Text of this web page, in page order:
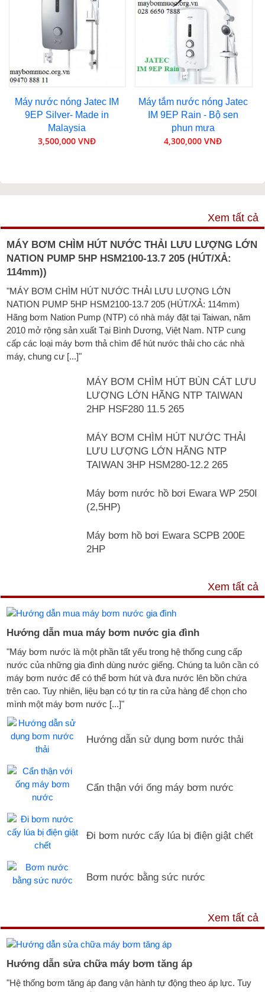
Máy nước nóng Jatec IM
9EP Silver- Made in
Malaysia
3,500,000 VNĐ
Máy tắm nước nóng Jatec
IM 9EP Rain - Bộ sen
phun mưa
4,300,000 VNĐ
Xem tất cả
MÁY BƠM CHÌM HÚT NƯỚC THẢI LƯU LƯỢNG LỚN
NATION PUMP 5HP HSM2100-13.7 205 (HÚT/XẢ:
114mm))
"MÁY BƠM CHÌM HÚT NƯỚC THẢI LƯU LƯỢNG LỚN
NATION PUMP 5HP HSM2100-13.7 205 (HÚT/XẢ: 114mm)
Hãng bơm Nation Pump (NTP) có nhà máy đặt tại Taiwan, năm
2010 mở rộng sản xuất Tại Bình Dương, Việt Nam. NTP cung
cấp các loại máy bơm thả chìm để hút nước thải cho các nhà
máy, chung cư [...]"
MÁY BƠM CHÌM HÚT BÙN CÁT LƯU
LƯỢNG LỚN HÃNG NTP TAIWAN
2HP HSF280 11.5 265
MÁY BƠM CHÌM HÚT NƯỚC THẢI
LƯU LƯỢNG LỚN HÃNG NTP
TAIWAN 3HP HSM280-12.2 265
Máy bơm nước hồ bơi Ewara WP 250I
(2,5HP)
Máy bơm hồ bơi Ewara SCPB 200E
2HP
Xem tất cả
Hướng dẫn mua máy bơm nước gia đình
"Máy bơm nước là một phần tất yếu trong hệ thống cung cấp
nước của những gia đình dùng nước giếng. Chúng ta luôn cần có
máy bơm nước để có thể bơm hút và đưa nước lên bồn chứa
trên cao. Tuy nhiên, liệu bạn có tự tin ra cửa hàng để chọn cho
mình một máy bơm nước [...]"
Hướng dẫn sử dụng bơm nước thải
Cẩn thận với ống máy bơm nước
Đi bơm nước cấy lúa bị điện giật chết
Bơm nước bằng sức nước
Xem tất cả
Hướng dẫn sửa chữa máy bơm tăng áp
"Hệ thống bơm tăng áp đang vận hành tự động theo áp lực. Tuy